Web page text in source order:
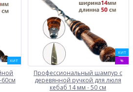
ХИТ
ХИТ
%
Профессиональный шампур с
деревянной ручкой для люля
кебаб 14 мм - 50 см